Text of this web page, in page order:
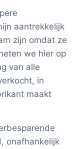
aantrekkelijk
zijn omdat ze
we hier op
van alle
in
maakt
onafhankelijk